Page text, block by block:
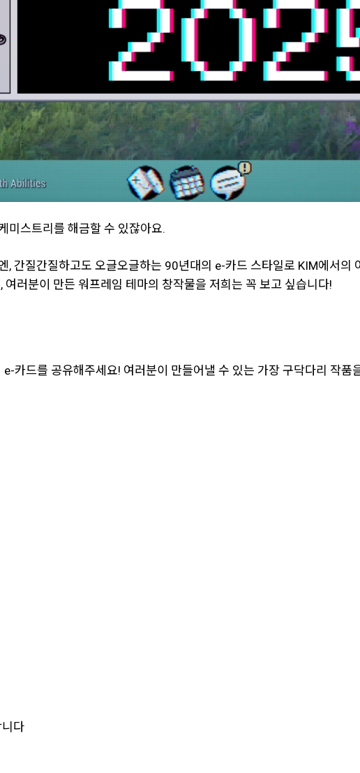
미스트리를 해금할 수 있잖아요.
, 간질간질하고도 오글오글하는 90년대의 e-카드 스타일로 KIM에서
러분이 만든 워프레임 테마의 창작물을 저희는 꼭 보고 싶습니다!
카드를 공유해주세요! 여러분이 만들어낼 수 있는 가장 구닥다리 작품
다